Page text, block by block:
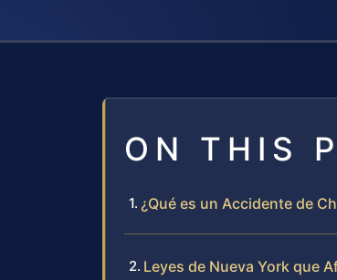
ON THIS
¿Qué es un Accidente de
Leyes de Nueva York que